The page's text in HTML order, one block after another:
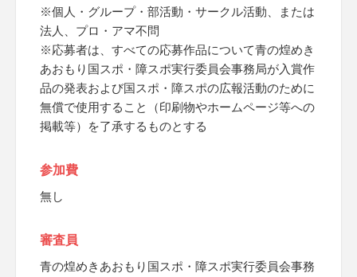
※個人・グループ・部活動・サークル活動、または
法人、プロ・アマ不問
※応募者は、すべての応募作品について青の煌めき
あおもり国スポ・障スポ実行委員会事務局が入賞作
品の発表および国スポ・障スポの広報活動のために
無償で使用すること（印刷物やホームページ等への
掲載等）を了承するものとする
参加費
無し
審査員
青の煌めきあおもり国スポ・障スポ実行委員会事務